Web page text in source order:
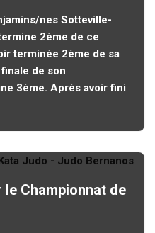
nes Sotteville-
2ème de ce
terminée 2ème de sa
de son
3ème. Après avoir fini
Championnat de